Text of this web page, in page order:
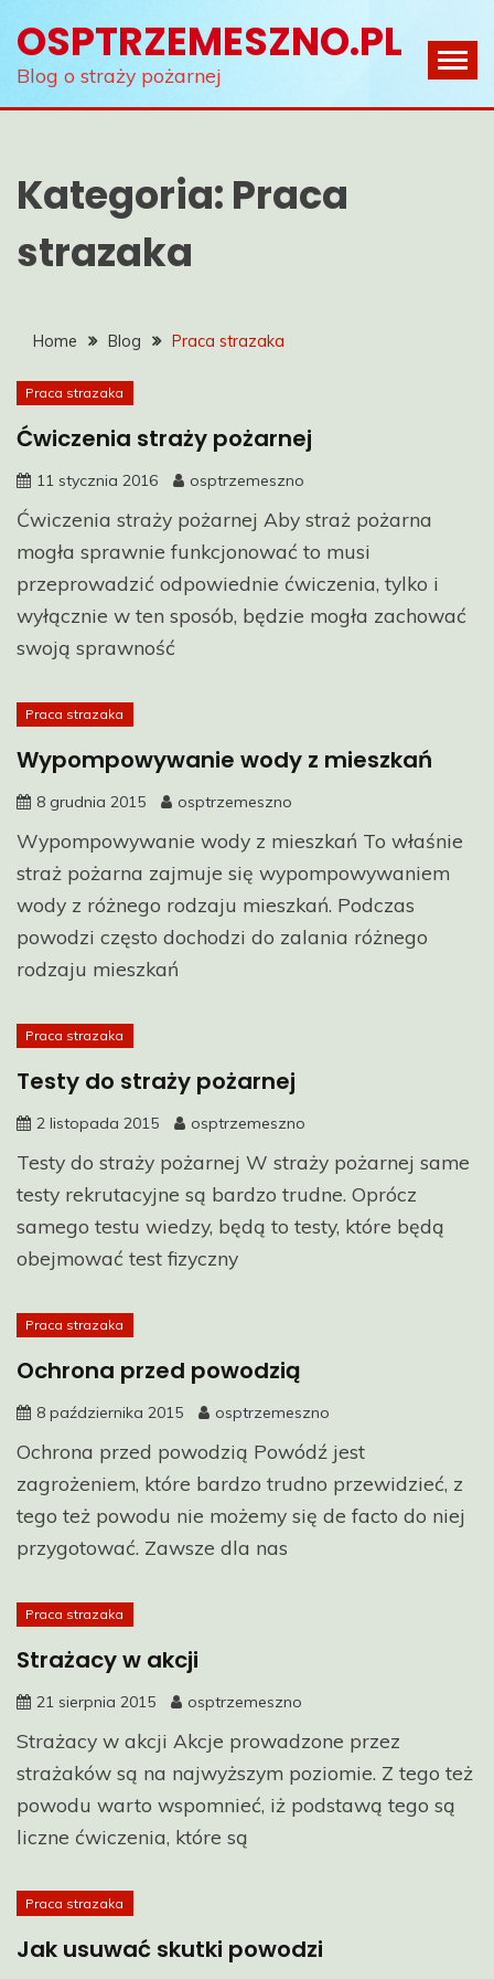
content
OSPTRZEMESZNO.PL
Blog o straży pożarnej
Kategoria: Praca
strazaka
Home Blog Praca strazaka
Praca strazaka
Ćwiczenia straży pożarnej
11 stycznia 2016 osptrzemeszno
Ćwiczenia straży pożarnej Aby straż pożarna
mogła sprawnie funkcjonować to musi
przeprowadzić odpowiednie ćwiczenia, tylko i
wyłącznie w ten sposób, będzie mogła zachować
swoją sprawność
Praca strazaka
Wypompowywanie wody z mieszkań
8 grudnia 2015 osptrzemeszno
Wypompowywanie wody z mieszkań To właśnie
straż pożarna zajmuje się wypompowywaniem
wody z różnego rodzaju mieszkań. Podczas
powodzi często dochodzi do zalania różnego
rodzaju mieszkań
Praca strazaka
Testy do straży pożarnej
2 listopada 2015 osptrzemeszno
Testy do straży pożarnej W straży pożarnej same
testy rekrutacyjne są bardzo trudne. Oprócz
samego testu wiedzy, będą to testy, które będą
obejmować test fizyczny
Praca strazaka
Ochrona przed powodzią
8 października 2015 osptrzemeszno
Ochrona przed powodzią Powódź jest
zagrożeniem, które bardzo trudno przewidzieć, z
tego też powodu nie możemy się de facto do niej
przygotować. Zawsze dla nas
Praca strazaka
Strażacy w akcji
21 sierpnia 2015 osptrzemeszno
Strażacy w akcji Akcje prowadzone przez
strażaków są na najwyższym poziomie. Z tego też
powodu warto wspomnieć, iż podstawą tego są
liczne ćwiczenia, które są
Praca strazaka
Jak usuwać skutki powodzi